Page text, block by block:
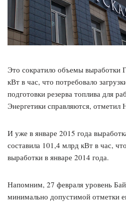
Это сократило объемы
кВт в час, что потребовало
подготовки резерва топлива для
Энергетики справляются, отметил
И уже в январе 2015 года
составила 101,4 млрд кВт в час,
выработки в январе 2014 года.
Напомним, 27 февраля уровень
минимально допустимой отметки